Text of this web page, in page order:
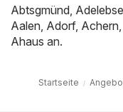
Abtsgmünd,
Aalen, Adorf, Achern,
Ahaus an.
Startseite